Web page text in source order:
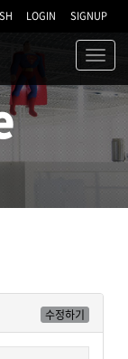
LOGIN SIGNUP
수정하기